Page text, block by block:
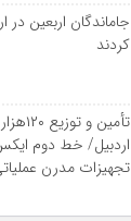
جاماندگان اربعین در
کردند
اردبیل/ خط دوم
تجهیزات مدرن